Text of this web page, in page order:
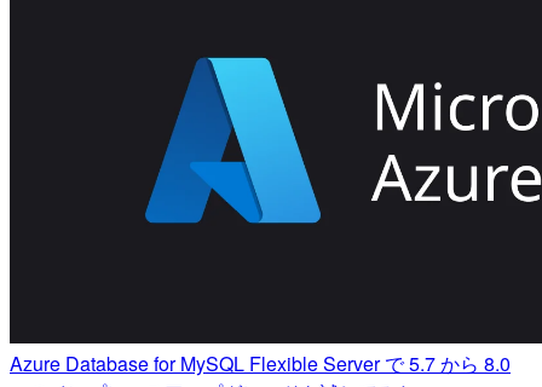
Azure Database for MySQL Flexible Server で 5.7 から 8.0